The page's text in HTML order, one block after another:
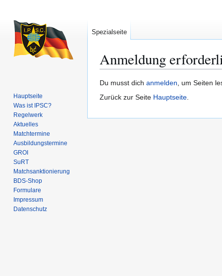
Anmeldung
Zur
Navigation
Zur
Suche
Du musst dich anmelden, um Seiten
Zurück zur Seite Hauptseite.
Spezialseite
Hauptseite
Was ist IPSC?
Regelwerk
Aktuelles
Matchtermine
Ausbildungs­termine
GROI
SuRT
Match­sanktionierung
BDS-Shop
Formulare
Impressum
Datenschutz